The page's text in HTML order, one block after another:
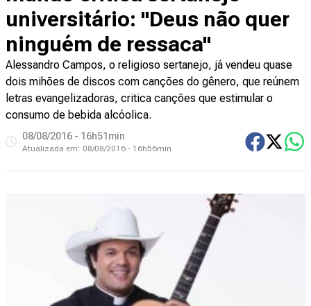
universitário: "Deus não quer
ninguém de ressaca"
Alessandro Campos, o religioso sertanejo, já vendeu quase
dois mihões de discos com canções do gênero, que reúnem
letras evangelizadoras, critica canções que estimular o
consumo de bebida alcóolica.
08/08/2016 - 16h51min
Atualizada em: 08/08/2016 - 16h56min